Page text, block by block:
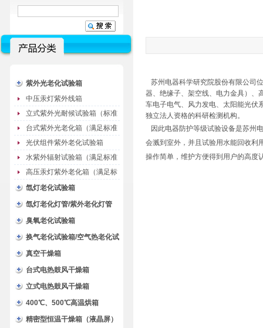
紫外光老化试验箱
中压汞灯紫外线箱
立式紫外光耐候试验箱（标准
型）
台式紫外光老化箱（满足标准
GB/T16776）
光伏组件紫外老化试验箱
水紫外辐射试验箱（满足标准
JC485-1992）
高压汞灯紫外老化箱（满足标
准GB/T16777）
氙灯老化试验箱
氙灯老化灯管/紫外老化灯管
（耗材）
臭氧老化试验箱
换气老化试验箱/空气热老化试
验箱
真空干燥箱
台式电热鼓风干燥箱
立式电热鼓风干燥箱
400℃、500℃高温烘箱
精密型恒温干燥箱（液晶屏）
苏州电器科学研究院股份有限公司
器、绝缘子、架空线、电力金具）、
车电子电气、风力发电、太阳能光伏
独立法人资格的科研检测机构。
因此电器防护等级试验设备是苏州
会溅到室外，并且试验用水能回收利
操作简单，维护方便得到用户的高度